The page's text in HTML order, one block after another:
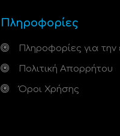
Πληροφορίες
Πληροφορίες για την
Πολιτική Απορρήτου
Όροι Χρήσης